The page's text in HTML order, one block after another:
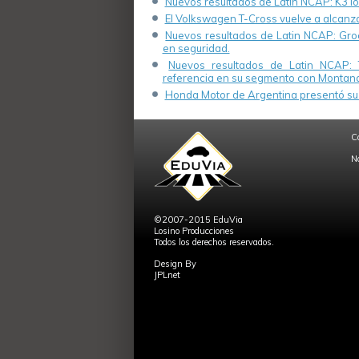
El Volkswagen T-Cross vuelve a
Nuevos resultados de Latin NCAP:
en seguridad.
Nuevos resultados de Latin
referencia en su segmento con
Honda Motor de Argentina presentó
©2007-2015 EduVia
Losino Producciones
Todos los derechos reservados.
Design By
JPLnet